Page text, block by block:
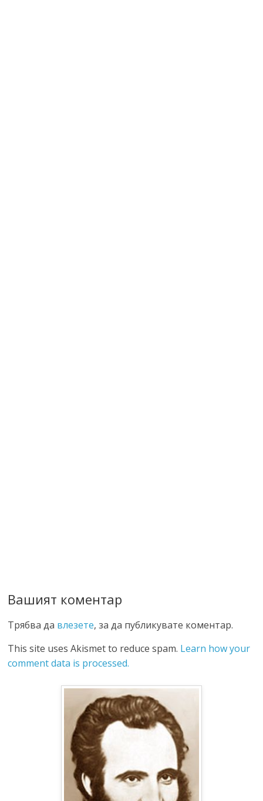
Вашият коментар
Трябва да влезете, за да публикувате коментар.
This site uses Akismet to reduce spam. Learn how your
comment data is processed.